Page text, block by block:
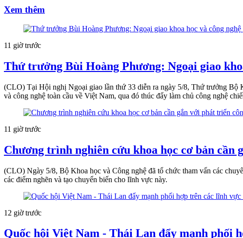
Xem thêm
11 giờ trước
Thứ trưởng Bùi Hoàng Phương: Ngoại giao
(CLO) Tại Hội nghị Ngoại giao lần thứ 33 diễn ra ngày 5/8, Thứ trưởng
và công nghệ toàn cầu về Việt Nam, qua đó thúc đẩy làm chủ công nghệ
11 giờ trước
Chương trình nghiên cứu khoa học cơ bản cần
(CLO) Ngày 5/8, Bộ Khoa học và Công nghệ đã tổ chức tham vấn các
các điểm nghẽn và tạo chuyển biến cho lĩnh vực này.
12 giờ trước
Quốc hội Việt Nam - Thái Lan đẩy mạnh phối